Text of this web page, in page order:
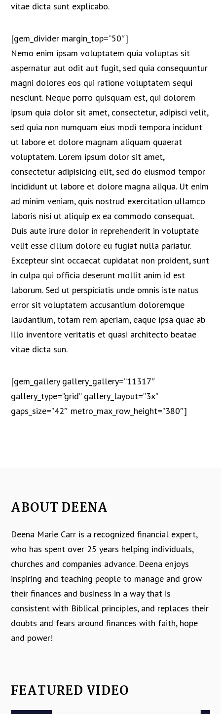
vitae dicta sunt explicabo.
[gem_divider margin_top=”50″]
Nemo enim ipsam voluptatem quia voluptas sit
aspernatur aut odit aut fugit, sed quia consequuntur
magni dolores eos qui ratione voluptatem sequi
nesciunt. Neque porro quisquam est, qui dolorem
ipsum quia dolor sit amet, consectetur, adipisci velit,
sed quia non numquam eius modi tempora incidunt
ut labore et dolore magnam aliquam quaerat
voluptatem. Lorem ipsum dolor sit amet,
consectetur adipisicing elit, sed do eiusmod tempor
incididunt ut labore et dolore magna aliqua. Ut enim
ad minim veniam, quis nostrud exercitation ullamco
laboris nisi ut aliquip ex ea commodo consequat.
Duis aute irure dolor in reprehenderit in voluptate
velit esse cillum dolore eu fugiat nulla pariatur.
Excepteur sint occaecat cupidatat non proident, sunt
in culpa qui officia deserunt mollit anim id est
laborum. Sed ut perspiciatis unde omnis iste natus
error sit voluptatem accusantium doloremque
laudantium, totam rem aperiam, eaque ipsa quae ab
illo inventore veritatis et quasi architecto beatae
vitae dicta sun.
[gem_gallery gallery_gallery=”11317″
gallery_type=”grid” gallery_layout=”3x”
gaps_size=”42″ metro_max_row_height=”380″]
ABOUT DEENA
Deena Marie Carr is a recognized financial expert,
who has spent over 25 years helping individuals,
churches and companies advance. Deena enjoys
inspiring and teaching people to manage and grow
their finances and business in a way that is
consistent with Biblical principles, and replaces their
doubts and fears around finances with faith, hope
and power!
FEATURED VIDEO